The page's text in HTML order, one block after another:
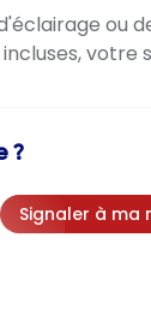
ou
?
Signaler à ma